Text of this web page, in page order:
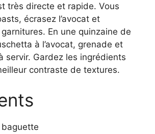
très directe et rapide. Vous
écrasez l’avocat et
En une quinzaine de
à l’avocat, grenade et
servir. Gardez les ingrédients
contraste de textures.
baguette